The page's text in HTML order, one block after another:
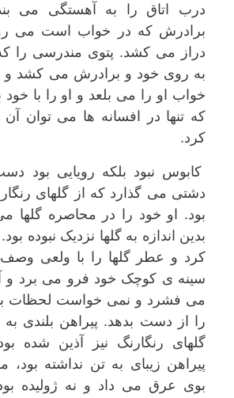
درب اتاق را به آهستگی می
برادرش که در خواب است می رود و
دراز می کشد. پتوی مندرسی را که
به روی خود و برادرش می کشد و
خواب او را می بلعد و او را با خود
که تنها در افسانه ها می توان آن
کرد.
کابوس نبود بلکه رویایی بود دست
دشتی می گذارد که از گلهای
بود. او خود را در محاصره گلها می
بدین اندازه به گلها نزدیک نبوده
کرد و عطر گلها را با ولعی وصف
سینه ی کوچک خود فرو می برد و
می فشرد و نمی خواست لحظات بودن
را از دست بدهد. پیراهن بلندی به
گلهای رنگارنگ نیز آذین شده بود.
پیراهن زیبای به تن نداشته بود،
بوی عرق می داد و نه ژولیده